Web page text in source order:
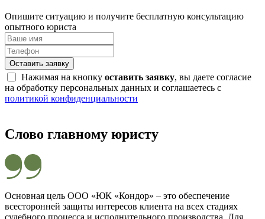
Опишите ситуацию и получите бесплатную консультацию
опытного юриста
Оставить заявку
Нажимая на кнопку оставить заявку, вы даете согласие
на обработку персональных данных и соглашаетесь с
политикой конфиденциальности
Слово главному юристу
Основная цель ООО «ЮК «Кондор» – это обеспечение
всесторонней защиты интересов клиента на всех стадиях